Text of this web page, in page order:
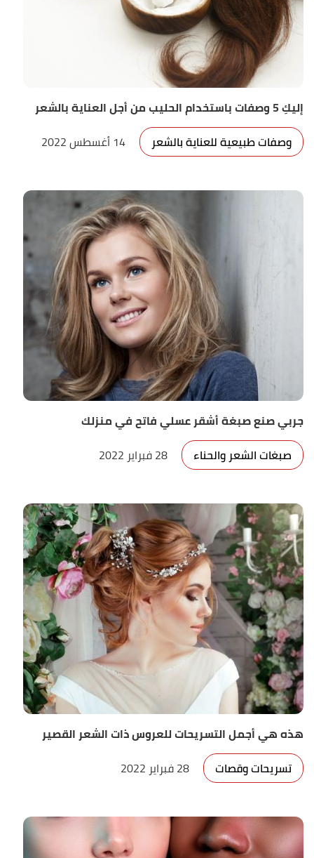
إليكِ 5 وصفات باستخدام الحليب من أجل العناية بالشعر
وصفات طبيعية للعناية بالشعر
14 أغسطس 2022
جربي صنع صبغة أشقر عسلي فاتح في منزلك
صبغات الشعر والحناء
28 فبراير 2022
هذه هي أجمل التسريحات للعروس ذات الشعر القصير
تسريحات وقصات
28 فبراير 2022